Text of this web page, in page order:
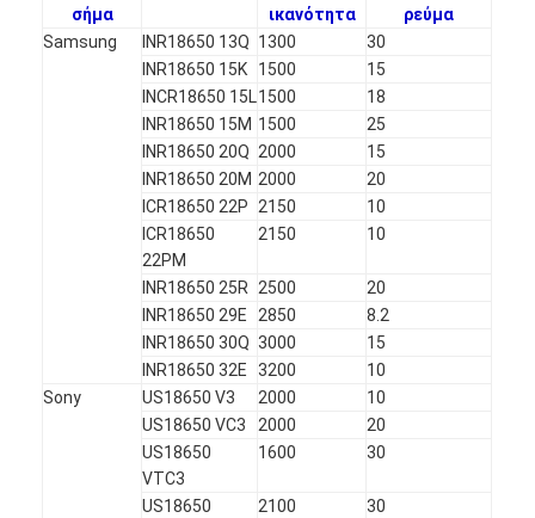
σήμα
ικανότητα
ρεύμα
Samsung
INR18650 13Q 1300
30
INR18650 15K
1500
15
INCR18650 15L1500
18
INR18650 15M 1500
25
INR18650 20Q 2000
15
INR18650 20M 2000
20
ICR18650 22P 2150
10
ICR18650
22PM
2150 10
INR18650 25R 2500
20
INR18650 29E
2850
8.2
INR18650 30Q 3000
15
INR18650 32E
3200
10
Sony
US18650 V3 2000
10
US18650 VC3
2000
20
US18650
VTC3
1600 30
US18650
2100 30